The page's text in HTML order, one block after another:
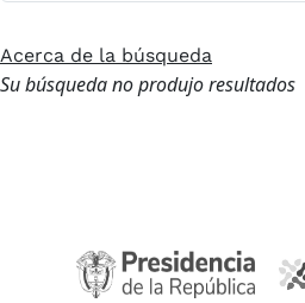
Acerca de la búsqueda
Su búsqueda no produjo resultados